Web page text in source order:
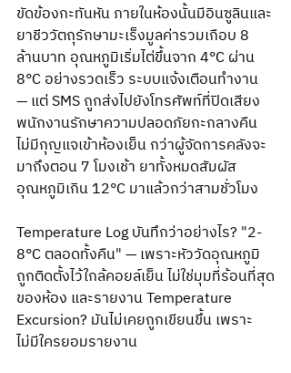
ขัดข้องกะทันหัน ภายในห้องนั้นมีอินซูลินและ
ยาชีววัตถุรักษามะเร็งมูลค่ารวมเกือบ 8
ล้านบาท อุณหภูมิเริ่มไต่ขึ้นจาก 4°C ผ่าน
8°C อย่างรวดเร็ว ระบบแจ้งเตือนทำงาน
— แต่ SMS ถูกส่งไปยังโทรศัพท์ที่ปิดเสียง
พนักงานรักษาความปลอดภัยกะกลางคืน
ไม่มีกุญแจเข้าห้องเย็น กว่าผู้จัดการคลังจะ
มาถึงตอน 7 โมงเช้า ยาทั้งหมดสัมผัส
อุณหภูมิเกิน 12°C มาแล้วกว่าสามชั่วโมง
Temperature Log บันทึกว่าอย่างไร? "2-
8°C ตลอดทั้งคืน" — เพราะหัววัดอุณหภูมิ
ถูกติดตั้งไว้ใกล้คอยล์เย็น ไม่ใช่มุมที่ร้อนที่สุด
ของห้อง และรายงาน Temperature
Excursion? มันไม่เคยถูกเขียนขึ้น เพราะ
ไม่มีใครยอมรายงาน